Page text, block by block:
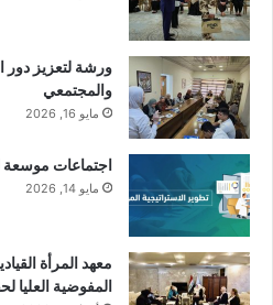
ورشة لتعزيز دور
والمجتمعي
مايو 16, 2026
اجتماعات موسعة
مايو 14, 2026
معهد المرأة
المفوضية العليا